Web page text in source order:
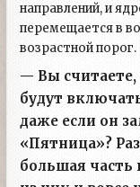
направлений, и
перемещается в
возрастной порог.
— Вы считаете,
будут
даже если он
«Пятница»?
большая часть